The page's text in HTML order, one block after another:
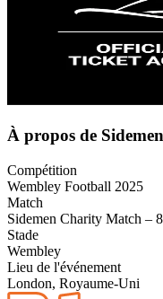
À propos de
Compétition
Wembley Football 2025
Match
Sidemen Charity Match –
Stade
Wembley
Lieu de l'événement
London, Royaume-Uni